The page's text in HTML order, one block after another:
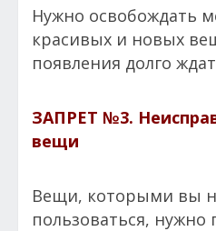
Нужно освобождать
красивых и новых
появления долго
ЗАПРЕТ №3.
вещи
Вещи, которыми вы
пользоваться,